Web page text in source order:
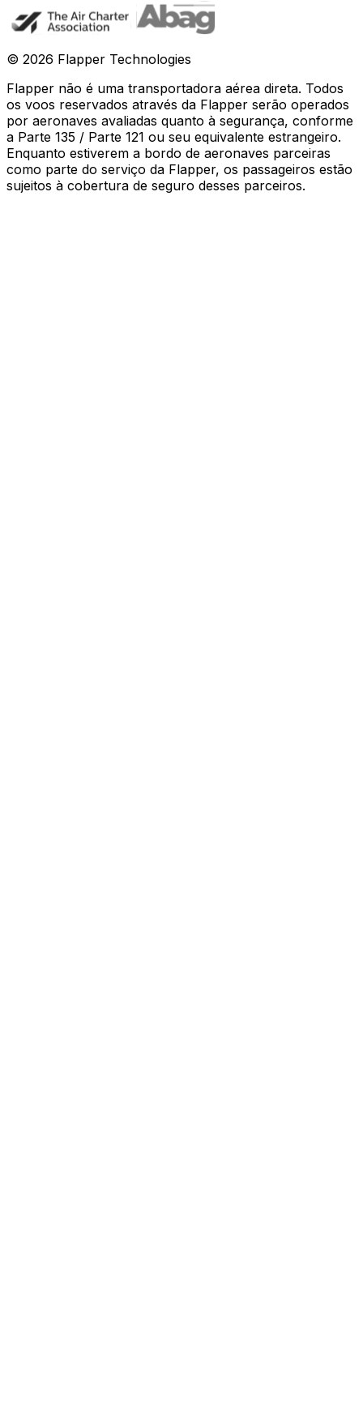
© 2026 Flapper Technologies
Flapper não é uma transportadora aérea direta. Todos
os voos reservados através da Flapper serão operados
por aeronaves avaliadas quanto à segurança, conforme
a Parte 135 / Parte 121 ou seu equivalente estrangeiro.
Enquanto estiverem a bordo de aeronaves parceiras
como parte do serviço da Flapper, os passageiros estão
sujeitos à cobertura de seguro desses parceiros.